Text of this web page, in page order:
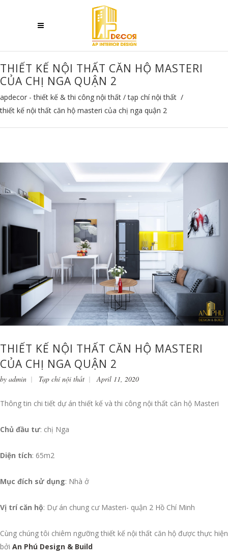
THIẾT KẾ NỘI THẤT CĂN HỘ MASTERI
CỦA CHỊ NGA QUẬN 2
apdecor - thiết kế & thi công nội thất /tạp chí nội thất /
thiết kế nội thất căn hộ masteri của chị nga quận 2
THIẾT KẾ NỘI THẤT CĂN HỘ MASTERI
CỦA CHỊ NGA QUẬN 2
by admin Tạp chí nội thất April 11, 2020
Thông tin chi tiết dự án thiết kế và thi công nội thất căn hộ Masteri
Chủ đầu tư: chị Nga
Diện tích: 65m2
Mục đích sử dụng: Nhà ở
Vị trí căn hộ: Dự án chung cư Masteri- quận 2 Hồ Chí Minh
Cùng chúng tôi chiêm ngưỡng thiết kế nội thất căn hộ được thực hiện
bởi An Phú Design & Build